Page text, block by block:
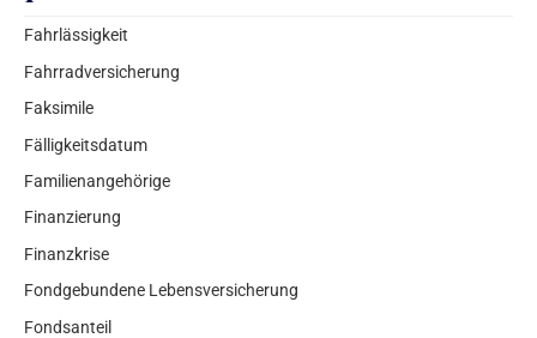
Fahrlässigkeit
Fahrradversicherung
Faksimile
Fälligkeitsdatum
Familienangehörige
Finanzierung
Finanzkrise
Fondgebundene Lebensversicherung
Fondsanteil